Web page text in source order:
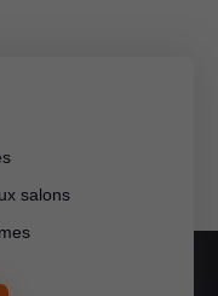
salons